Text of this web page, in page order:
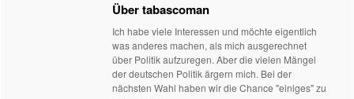
Über tabascoman
Ich habe viele Interessen und möchte eigentlich
was anderes machen, als mich ausgerechnet
über Politik aufzuregen. Aber die vielen Mängel
der deutschen Politik ärgern mich. Bei der
nächsten Wahl haben wir die Chance "einiges" zu